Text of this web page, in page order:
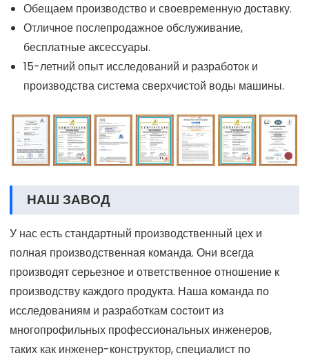
Обещаем производство и своевременную доставку.
Отличное послепродажное обслуживание,
бесплатные аксессуары.
15-летний опыт исследований и разработок и
производства система сверхчистой воды машины.
НАШ ЗАВОД
У нас есть стандартный производственный цех и
полная производственная команда. Они всегда
производят серьезное и ответственное отношение к
производству каждого продукта. Наша команда по
исследованиям и разработкам состоит из
многопрофильных профессиональных инженеров,
таких как инженер-конструктор, специалист по